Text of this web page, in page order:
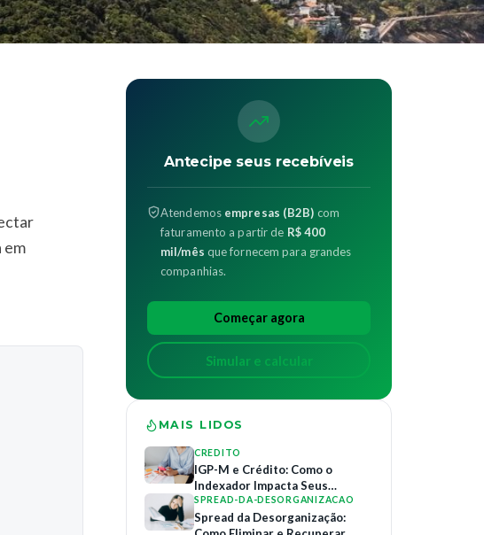
em
Antecipe seus recebíveis
Atendemos empresas (B2B) com
faturamento a partir de R$ 400
mil/mês que fornecem para grandes
companhias.
Começar agora
Simular e calcular
MAIS LIDOS
CREDITO
IGP-M e Crédito: Como o
Indexador Impacta Seus
Contratos de Financiamento
SPREAD-DA-DESORGANIZACAO
Spread da Desorganização: